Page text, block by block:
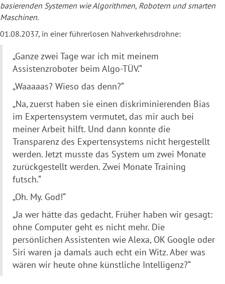
basierenden Systemen wie Algorithmen, Robotern und smarten
Maschinen.
01.08.2037, in einer führerlosen Nahverkehrsdrohne:
„Ganze zwei Tage war ich mit meinem
Assistenzroboter beim Algo-TÜV.“
„Waaaaas? Wieso das denn?“
„Na, zuerst haben sie einen diskriminierenden Bias
im Expertensystem vermutet, das mir auch bei
meiner Arbeit hilft. Und dann konnte die
Transparenz des Expertensystems nicht hergestellt
werden. Jetzt musste das System um zwei Monate
zurückgestellt werden. Zwei Monate Training
futsch.“
„Oh. My. God!“
„Ja wer hätte das gedacht. Früher haben wir gesagt:
ohne Computer geht es nicht mehr. Die
persönlichen Assistenten wie Alexa, OK Google oder
Siri waren ja damals auch echt ein Witz. Aber was
wären wir heute ohne künstliche Intelligenz?“